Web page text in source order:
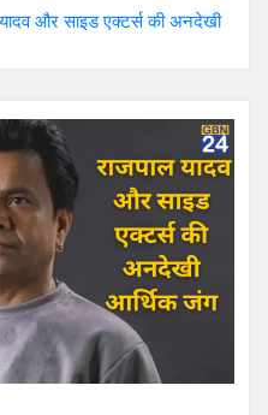
और साइड एक्टर्स की अनदेखी